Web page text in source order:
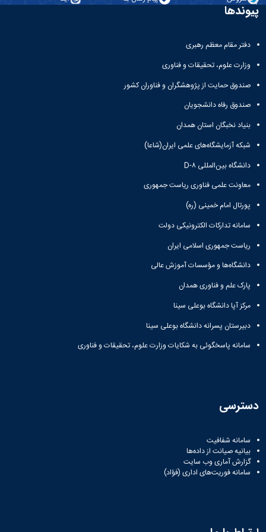
کارکنان
مصالح
مواد
آزمایشگاه
باستان
آزمایشگاه
هوش
و
بینایی
اولویت
های
های
طرح
های
پژوهشی
سال
نشریات
فصلنامه
معاونت
پژوهش
و
فناوری
نشریه
نشریات
کارگروه
اخلاق
پژوهش
نظریه
پردازی
دانشگاه
های
علمی
سایر
آیین
نامه
پیوندها
دفتر مقام معظم رهبری
وزارت علوم، تحقیقات و فناوری
صندوق حمایت از پژوهشگران و فناوران کشور
صندوق رفاه دانشجویان
بنیاد نخبگان استان همدان
شبکه آزمایشگاه‌های علمی ایران(شاعا)
دانشگاه بین‌المللی D-۸
معاونت علمی فناوری ریاست جمهوری
پورتال امام خمینی (ره)
سامانه تدارکات الکترونیکی دولت
ریاست جمهوری اسلامی ایران
دانشگاه‌ها و مؤسسات آموزش عالی
پارک علم و فناوری همدان
مرکز آپا دانشگاه بوعلی سینا
دبیرستان پسرانه دانشگاه بوعلی سینا
سامانه پاسخگوئی به شکایات وزارت علوم، تحقیقات و فناوری
دسترسی
سامانه شفافیت
بیانیه صیانت از داده‌ها
گزارش آماری وب‌ سایت
سامانه فوریت‌های اداری (فؤاد)